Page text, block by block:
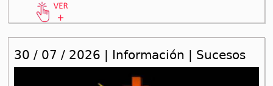
30 / 07 / 2026 | Información | Sucesos